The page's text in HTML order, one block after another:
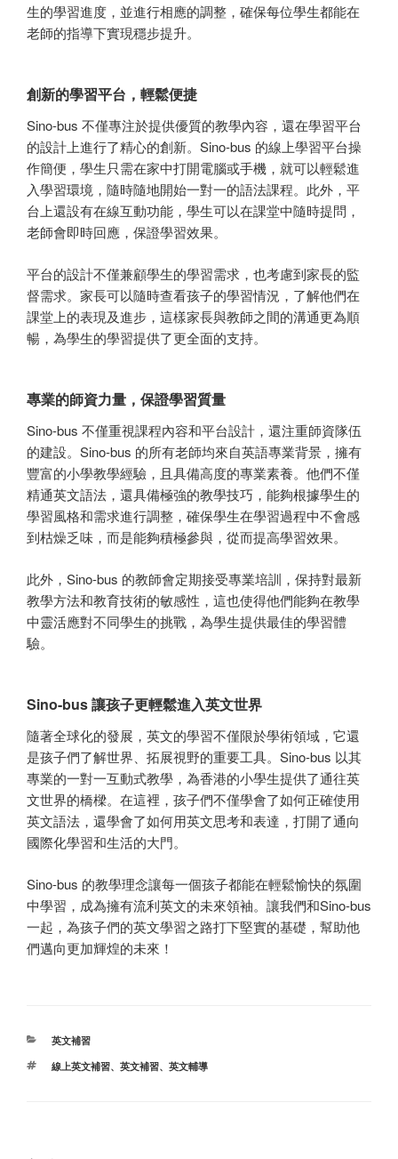
生的學習進度，並進行相應的調整，確保每位學生都能在
老師的指導下實現穩步提升。
創新的學習平台，輕鬆便捷
Sino-bus 不僅專注於提供優質的教學內容，還在學習平台
的設計上進行了精心的創新。Sino-bus 的線上學習平台操
作簡便，學生只需在家中打開電腦或手機，就可以輕鬆進
入學習環境，隨時隨地開始一對一的語法課程。此外，平
台上還設有在線互動功能，學生可以在課堂中隨時提問，
老師會即時回應，保證學習效果。
平台的設計不僅兼顧學生的學習需求，也考慮到家長的監
督需求。家長可以隨時查看孩子的學習情況，了解他們在
課堂上的表現及進步，這樣家長與教師之間的溝通更為順
暢，為學生的學習提供了更全面的支持。
專業的師資力量，保證學習質量
Sino-bus 不僅重視課程內容和平台設計，還注重師資隊伍
的建設。Sino-bus 的所有老師均來自英語專業背景，擁有
豐富的小學教學經驗，且具備高度的專業素養。他們不僅
精通英文語法，還具備極強的教學技巧，能夠根據學生的
學習風格和需求進行調整，確保學生在學習過程中不會感
到枯燥乏味，而是能夠積極參與，從而提高學習效果。
此外，Sino-bus 的教師會定期接受專業培訓，保持對最新
教學方法和教育技術的敏感性，這也使得他們能夠在教學
中靈活應對不同學生的挑戰，為學生提供最佳的學習體
驗。
Sino-bus 讓孩子更輕鬆進入英文世界
隨著全球化的發展，英文的學習不僅限於學術領域，它還
是孩子們了解世界、拓展視野的重要工具。Sino-bus 以其
專業的一對一互動式教學，為香港的小學生提供了通往英
文世界的橋樑。在這裡，孩子們不僅學會了如何正確使用
英文語法，還學會了如何用英文思考和表達，打開了通向
國際化學習和生活的大門。
Sino-bus 的教學理念讓每一個孩子都能在輕鬆愉快的氛圍
中學習，成為擁有流利英文的未來領袖。讓我們和Sino-bus
一起，為孩子們的英文學習之路打下堅實的基礎，幫助他
們邁向更加輝煌的未來！
分
英文補習
标
線上英文補習、 英文補習、 英文輔導
文